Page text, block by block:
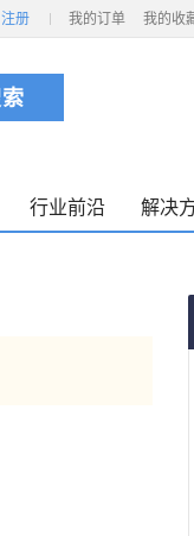
注册 我的订单 我的收
行业前沿 解决